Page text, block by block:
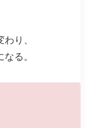
り、
る。